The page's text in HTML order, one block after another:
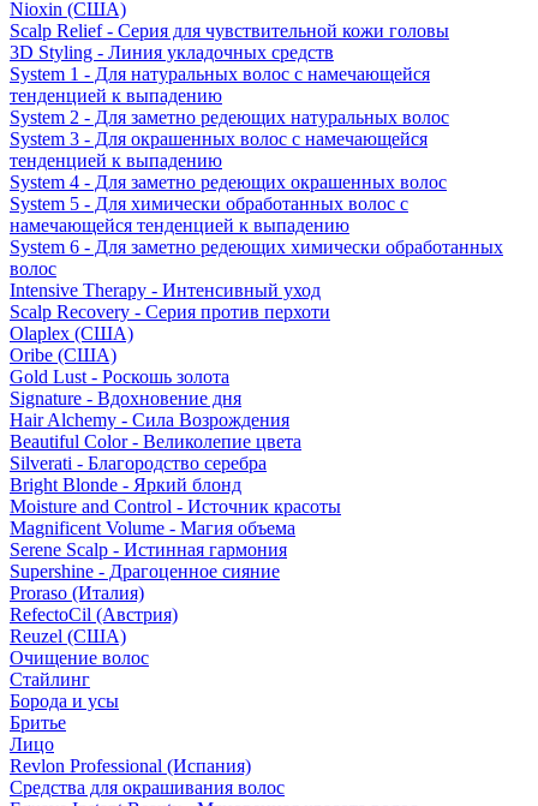
Nioxin (США)
Scalp Relief - Серия для чувствительной кожи головы
3D Styling - Линия укладочных средств
System 1 - Для натуральных волос с намечающейся
тенденцией к выпадению
System 2 - Для заметно редеющих натуральных волос
System 3 - Для окрашенных волос с намечающейся
тенденцией к выпадению
System 4 - Для заметно редеющих окрашенных волос
System 5 - Для химически обработанных волос с
намечающейся тенденцией к выпадению
System 6 - Для заметно редеющих химически обработанных
волос
Intensive Therapy - Интенсивный уход
Scalp Recovery - Серия против перхоти
Olaplex (США)
Oribe (США)
Gold Lust - Роскошь золота
Signature - Вдохновение дня
Hair Alchemy - Сила Возрождения
Beautiful Color - Великолепие цвета
Silverati - Благородство серебра
Bright Blonde - Яркий блонд
Moisture and Control - Источник красоты
Magnificent Volume - Магия объема
Serene Scalp - Истинная гармония
Supershine - Драгоценное сияние
Proraso (Италия)
RefectoCil (Австрия)
Reuzel (США)
Очищение волос
Стайлинг
Борода и усы
Бритье
Лицо
Revlon Professional (Испания)
Средства для окрашивания волос